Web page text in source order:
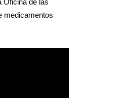
Oficina de las
medicamentos